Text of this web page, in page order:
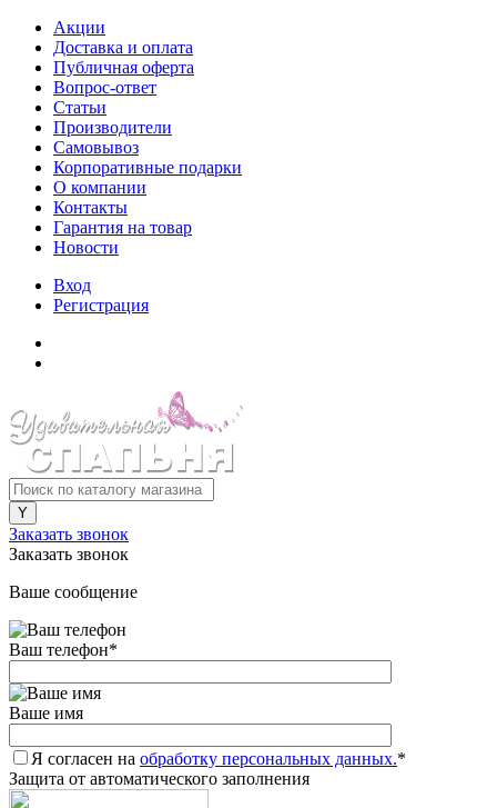
Акции
Доставка и оплата
Публичная оферта
Вопрос-ответ
Статьи
Производители
Самовывоз
Корпоративные подарки
О компании
Контакты
Гарантия на товар
Новости
Вход
Регистрация
Заказать звонок
Заказать звонок
Ваше сообщение
Ваш телефон*
Ваше имя
Я согласен на обработку персональных данных.*
Защита от автоматического заполнения